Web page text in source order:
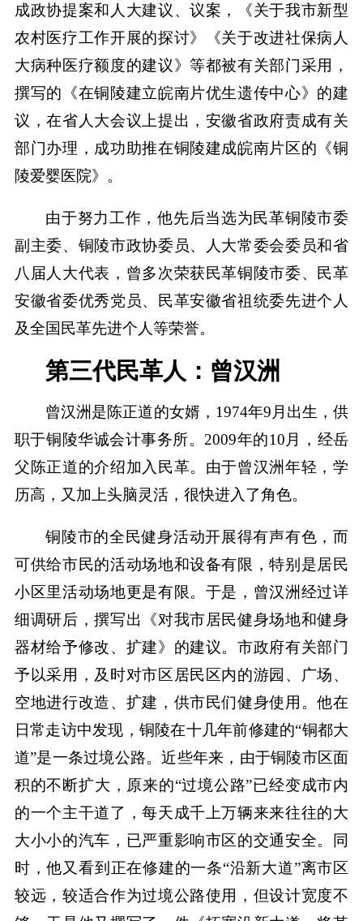
成政协提案和人大建议、议案，《关于我市新型
农村医疗工作开展的探讨》《关于改进社保病人
大病种医疗额度的建议》等都被有关部门采用，
撰写的《在铜陵建立皖南片优生遗传中心》的建
议，在省人大会议上提出，安徽省政府责成有关
部门办理，成功助推在铜陵建成皖南片区的《铜
陵爱婴医院》。
由于努力工作，他先后当选为民革铜陵市委
副主委、铜陵市政协委员、人大常委会委员和省
八届人大代表，曾多次荣获民革铜陵市委、民革
安徽省委优秀党员、民革安徽省祖统委先进个人
及全国民革先进个人等荣誉。
第三代民革人：曾汉洲
曾汉洲是陈正道的女婿，1974年9月出生，供
职于铜陵华诚会计事务所。2009年的10月，经岳
父陈正道的介绍加入民革。由于曾汉洲年轻，学
历高，又加上头脑灵活，很快进入了角色。
铜陵市的全民健身活动开展得有声有色，而
可供给市民的活动场地和设备有限，特别是居民
小区里活动场地更是有限。于是，曾汉洲经过详
细调研后，撰写出《对我市居民健身场地和健身
器材给予修改、扩建》的建议。市政府有关部门
予以采用，及时对市区居民区内的游园、广场、
空地进行改造、扩建，供市民们健身使用。他在
日常走访中发现，铜陵在十几年前修建的“铜都大
道”是一条过境公路。近些年来，由于铜陵市区面
积的不断扩大，原来的“过境公路”已经变成市内
的一个主干道了，每天成千上万辆来来往往的大
大小小的汽车，已严重影响市区的交通安全。同
时，他又看到正在修建的一条“沿新大道”离市区
较远，较适合作为过境公路使用，但设计宽度不